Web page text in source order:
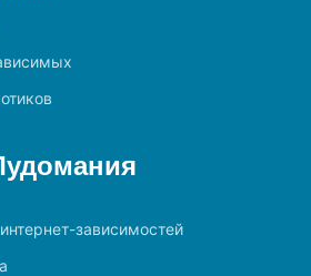
зависимостей